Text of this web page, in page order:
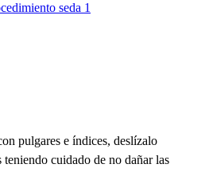
pulgares e índices, deslízalo
teniendo cuidado de no dañar las